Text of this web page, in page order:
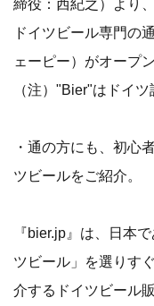
締役：西紀之）より、
ドイツビール専門の
ェーピー）がオープ
（注）"Bier"はドイツ
・通の方にも、初心
ツビールをご紹介。
『bier.jp』は、日本
ツビール」を選りす
介するドイツビール